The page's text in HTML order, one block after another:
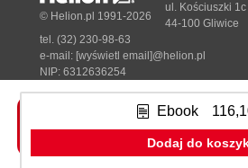
Ebook
Dodaj do
Tonik.pl
© Helion.pl 1991-2026
ul. Kościuszki 1c
44-100 Gliwice
tel. (32) 230-98-63
e-mail: [wyświetl email]@helion.pl
NIP: 6312636254